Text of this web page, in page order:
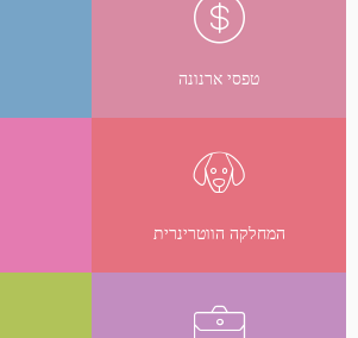
טפסי ארנונה
המחלקה הווטרינרית